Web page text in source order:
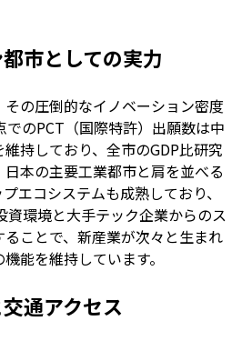
市としての実力
の圧倒的なイノベーション密度
でのPCT（国際特許）出願数は中
持しており、全市のGDP比研究
本の主要工業都市と肩を並べる
エコシステムも成熟しており、
資環境と大手テック企業からのス
ことで、新産業が次々と生まれ
能を維持しています。
通アクセス